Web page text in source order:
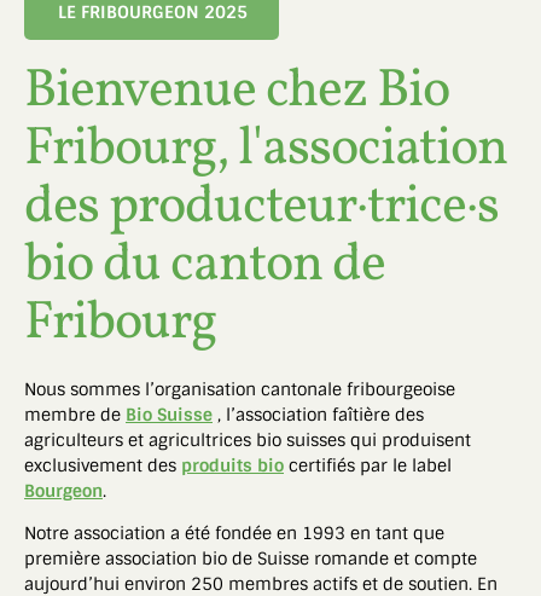
LE FRIBOURGEON 2025
Bienvenue chez Bio
Fribourg, l'association
des producteur·trice·s
bio du canton de
Fribourg
Nous sommes l’organisation cantonale fribourgeoise
membre de Bio Suisse , l’association faîtière des
agriculteurs et agricultrices bio suisses qui produisent
exclusivement des produits bio certifiés par le label
Bourgeon.
Notre association a été fondée en 1993 en tant que
première association bio de Suisse romande et compte
aujourd’hui environ 250 membres actifs et de soutien. En